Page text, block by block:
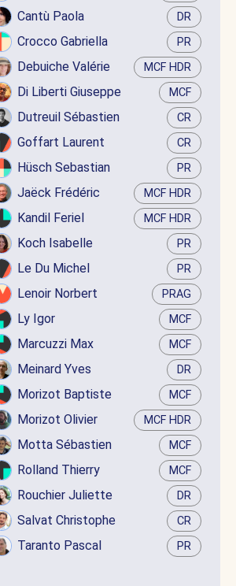
Cantù Paola DR
Crocco Gabriella PR
Debuiche Valérie MCF HDR
Di Liberti Giuseppe MCF
Dutreuil Sébastien CR
Goffart Laurent CR
Hüsch Sebastian PR
Jaëck Frédéric MCF HDR
Kandil Feriel MCF HDR
Koch Isabelle PR
Le Du Michel PR
Lenoir Norbert PRAG
Ly Igor MCF
Marcuzzi Max MCF
Meinard Yves DR
Morizot Baptiste MCF
Morizot Olivier MCF HDR
Motta Sébastien MCF
Rolland Thierry MCF
Rouchier Juliette DR
Salvat Christophe CR
Taranto Pascal PR